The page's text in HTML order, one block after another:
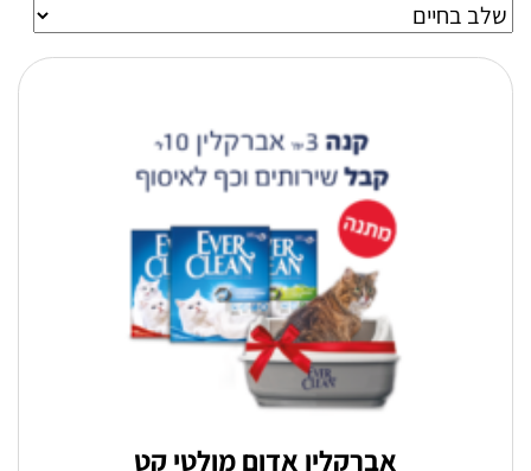
אברקלין אדום מולטי קט